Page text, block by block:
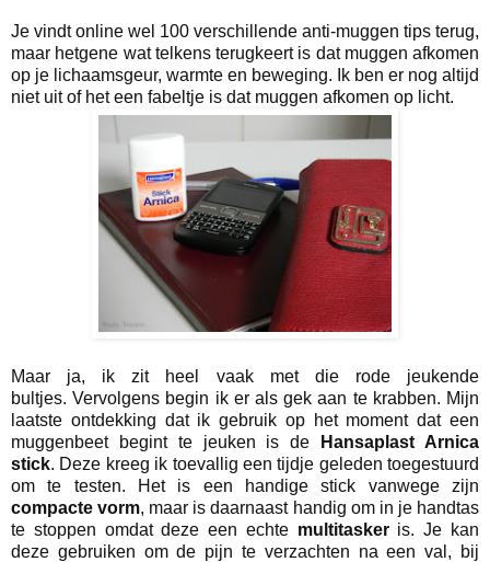
Je vindt online wel 100 verschillende anti-muggen tips terug,
maar hetgene wat telkens terugkeert is dat muggen afkomen
op je lichaamsgeur, warmte en beweging. Ik ben er nog altijd
niet uit of het een fabeltje is dat muggen afkomen op licht.
Maar ja, ik zit heel vaak met die rode jeukende
bultjes. Vervolgens begin ik er als gek aan te krabben. Mijn
laatste ontdekking dat ik gebruik op het moment dat een
muggenbeet begint te jeuken is de
Hansaplast Arnica
stick. Deze kreeg ik toevallig een tijdje geleden toegestuurd
om te testen. Het is een handige stick vanwege zijn
compacte vorm, maar is daarnaast handig om in je handtas
te stoppen omdat deze een echte multitaskeris. Je kan
deze gebruiken om de pijn te verzachten na een val, bij